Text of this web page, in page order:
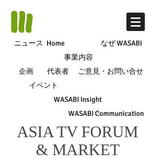
ニュース Home なぜ WASABI
企画 代表者
ご意見・お問い合せ
イベント
ASIA TV FORUM
& MARKET
WASABI Communication
WASABI Insight
事業内容